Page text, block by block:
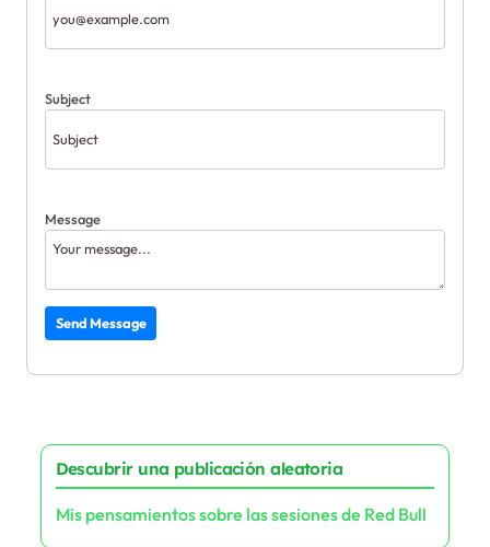
Subject
Message
Send Message
Descubrir una publicación aleatoria
Mis pensamientos sobre las sesiones de Red Bull